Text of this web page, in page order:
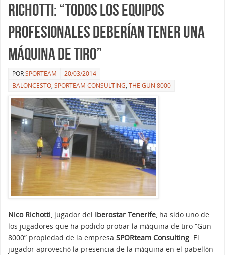
Richotti: “Todos los equipos
profesionales deberían tener una
máquina de tiro”
PORSPORTEAM
20/03/2014
BALONCESTO, SPORTEAM CONSULTING, THE GUN 8000
Nico Richotti , jugador del Iberostar Tenerife , ha sido uno de
los jugadores que ha podido probar la máquina de tiro “Gun
8000” propiedad de la empresa SPORteam Consulting . El
jugador aprovechó la presencia de la máquina en el pabellón